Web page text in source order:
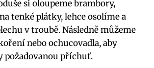
si oloupeme brambory,
tenké plátky, lehce osolíme a
v troubě. Následně můžeme
nebo ochucovadla, aby
požadovanou příchuť.